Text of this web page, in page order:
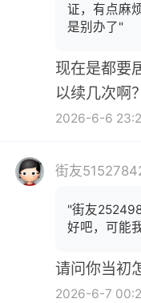
证，有点麻
是别办了"
现在是都要
以续几次啊
2026-6-6
街友
"街友
好吧，可能
请问你当初
2026-6-7